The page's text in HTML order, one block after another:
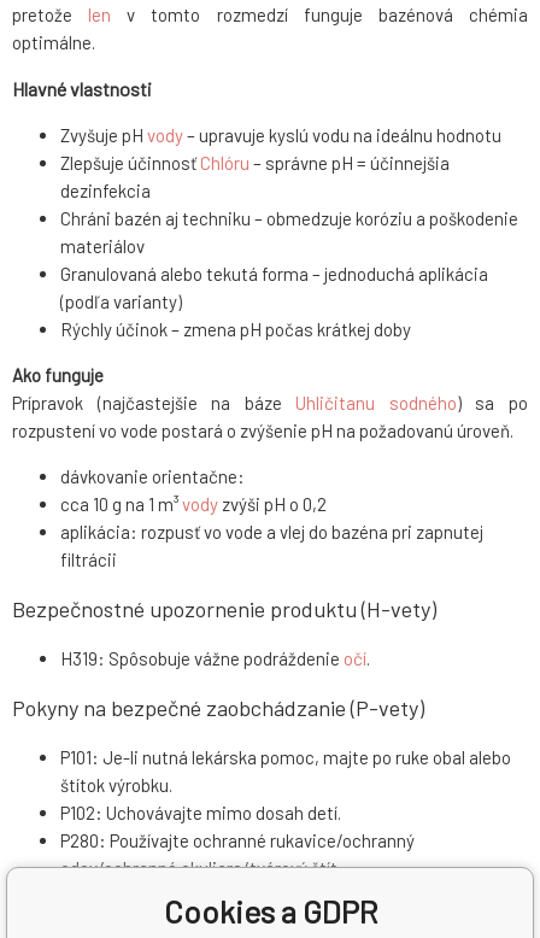
pretože len v tomto rozmedzí funguje bazénová chémia
optimálne.
Hlavné vlastnosti
Zvyšuje pH vody– upravuje kyslú vodu na ideálnu hodnotu
Zlepšuje účinnosťChlóru – správne pH = účinnejšia
dezinfekcia
Chráni bazén aj techniku – obmedzuje koróziu a poškodenie
materiálov
Granulovaná alebo tekutá forma – jednoduchá aplikácia
(podľa varianty)
Rýchly účinok – zmena pH počas krátkej doby
Ako funguje
Prípravok (najčastejšie na báze Uhličitanu sodného) sa po
rozpustení vo vode postará o zvýšenie pH na požadovanú úroveň.
dávkovanie orientačne:
cca 10 g na 1 m³vody zvýši pH o 0,2
aplikácia: rozpusť vo vode a vlej do bazéna pri zapnutej
filtrácii
Bezpečnostné upozornenie produktu (H-vety)
H319: Spôsobuje vážne podráždenie očí.
Pokyny na bezpečné zaobchádzanie (P-vety)
P101: Je-li nutná lekárska pomoc, majte po ruke obal alebo
štítok výrobku.
P102: Uchovávajte mimo dosah detí.
P280: Používajte ochranné rukavice/ochranný
odev/ochranné okuliare/tvárový štít.
P305+P351+P338: PRI ZASAHU OČÍ: Niekoľko minút opatrne
vodou. Vyjmite kontaktnéčočky, sú-li nasadené
Cookies a GDPR